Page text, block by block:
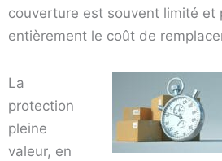
couverture est souvent limité et
entièrement le coût de
La
protection
pleine
valeur, en